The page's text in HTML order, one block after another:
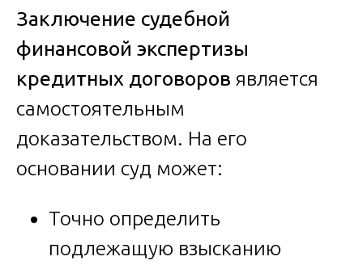
Заключение судебной
финансовой экспертизы
кредитных договоров является
самостоятельным
доказательством. На его
основании суд может:
Точно определить
подлежащую взысканию